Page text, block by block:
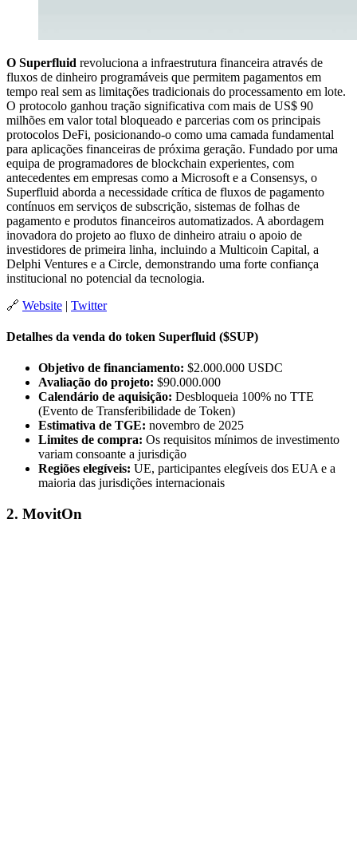
O Superfluid revoluciona a infraestrutura financeira através de
fluxos de dinheiro programáveis que permitem pagamentos em
tempo real sem as limitações tradicionais do processamento em lote.
O protocolo ganhou tração significativa com mais de US$ 90
milhões em valor total bloqueado e parcerias com os principais
protocolos DeFi, posicionando-o como uma camada fundamental
para aplicações financeiras de próxima geração. Fundado por uma
equipa de programadores de blockchain experientes, com
antecedentes em empresas como a Microsoft e a Consensys, o
Superfluid aborda a necessidade crítica de fluxos de pagamento
contínuos em serviços de subscrição, sistemas de folhas de
pagamento e produtos financeiros automatizados. A abordagem
inovadora do projeto ao fluxo de dinheiro atraiu o apoio de
investidores de primeira linha, incluindo a Multicoin Capital, a
Delphi Ventures e a Circle, demonstrando uma forte confiança
institucional no potencial da tecnologia.
🔗 Website | Twitter
Detalhes da venda do token Superfluid ($SUP)
Objetivo de financiamento: $2.000.000 USDC
Avaliação do projeto: $90.000.000
Calendário de aquisição: Desbloqueia 100% no TTE
(Evento de Transferibilidade de Token)
Estimativa de TGE: novembro de 2025
Limites de compra: Os requisitos mínimos de investimento
variam consoante a jurisdição
Regiões elegíveis: UE, participantes elegíveis dos EUA e a
maioria das jurisdições internacionais
2. MovitOn